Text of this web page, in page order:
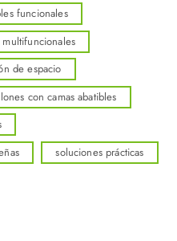
funcionales
de espacio
con camas abatibles
soluciones prácticas